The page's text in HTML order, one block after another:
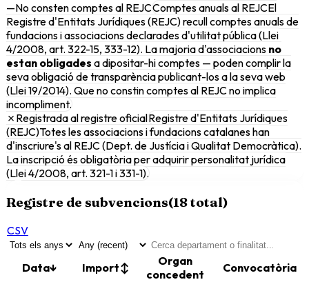
—No consten comptes al REJCComptes anuals al REJCEl
Registre d'Entitats Jurídiques (REJC) recull comptes anuals de
fundacions i associacions declarades d'utilitat pública (Llei
4/2008, art. 322-15, 333-12). La majoria d'associacions no
estan obligades a dipositar-hi comptes — poden complir la
seva obligació de transparència publicant-los a la seva web
(Llei 19/2014). Que no constin comptes al REJC no implica
incompliment.
✗ Registrada al registre oficialRegistre d'Entitats Jurídiques
(REJC)Totes les associacions i fundacions catalanes han
d'inscriure's al REJC (Dept. de Justícia i Qualitat Democràtica).
La inscripció és obligatòria per adquirir personalitat jurídica
(Llei 4/2008, art. 321-1 i 331-1).
Registre de subvencions(18total)
CSV
Data↓ Import↕
Organ
concedent
Convocatòria